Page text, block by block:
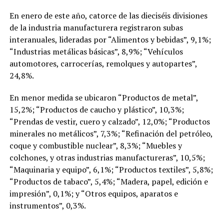
En enero de este año, catorce de las dieciséis divisiones
de la industria manufacturera registraron subas
interanuales, lideradas por “Alimentos y bebidas”, 9,1%;
“Industrias metálicas básicas”, 8,9%; “Vehículos
automotores, carrocerías, remolques y autopartes”,
24,8%.
En menor medida se ubicaron “Productos de metal”,
15,2%; “Productos de caucho y plástico”, 10,3%;
“Prendas de vestir, cuero y calzado”, 12,0%; “Productos
minerales no metálicos”, 7,3%; “Refinación del petróleo,
coque y combustible nuclear”, 8,3%; “Muebles y
colchones, y otras industrias manufactureras”, 10,5%;
“Maquinaria y equipo”, 6,1%; “Productos textiles”, 5,8%;
“Productos de tabaco”, 5,4%; “Madera, papel, edición e
impresión”, 0,1%; y “Otros equipos, aparatos e
instrumentos”, 0,3%.